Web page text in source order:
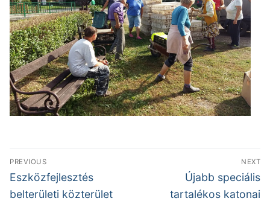
Bejegyzés
navigáció
PREVIOUS
Previous
post:
Eszközfejlesztés
belterületi közterület
NEXT
Next
post:
Újabb speciális
tartalékos katonai